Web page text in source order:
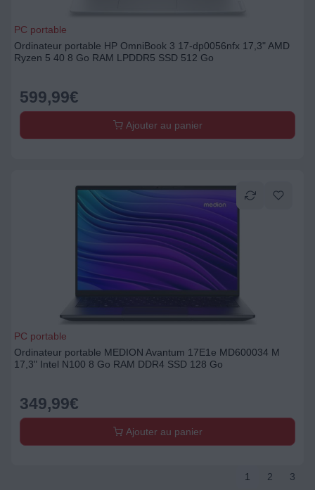
PC portable
Ordinateur portable HP OmniBook 3 17-dp0056nfx 17,3" AMD
Ryzen 5 40 8 Go RAM LPDDR5 SSD 512 Go
599,99€
Ajouter au panier
PC portable
Ordinateur portable MEDION Avantum 17E1e MD600034 M
17,3" Intel N100 8 Go RAM DDR4 SSD 128 Go
349,99€
Ajouter au panier
1 2 3